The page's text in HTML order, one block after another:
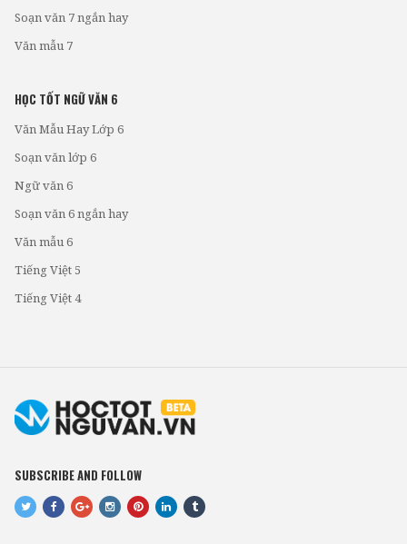
Soạn văn 7 ngắn hay
Văn mẫu 7
HỌC TỐT NGỮ VĂN 6
Văn Mẫu Hay Lớp 6
Soạn văn lớp 6
Ngữ văn 6
Soạn văn 6 ngắn hay
Văn mẫu 6
Tiếng Việt 5
Tiếng Việt 4
SUBSCRIBE AND FOLLOW